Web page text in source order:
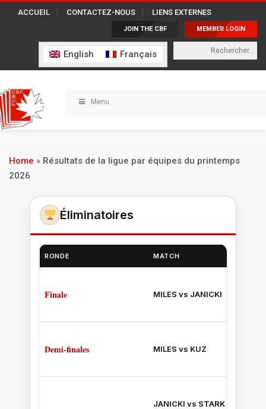
ACCUEIL CONTACTEZ-NOUS LIENS EXTERNES
MEMBER LOGIN
JOIN THE CBF
English Français
Menu
Home » Résultats de la ligue par équipes du printemps
2026
Éliminatoires
RONDE MATCH
Finale MILES vs JANICKI
Demi-finales MILES vs KUZ
JANICKI vs STARK